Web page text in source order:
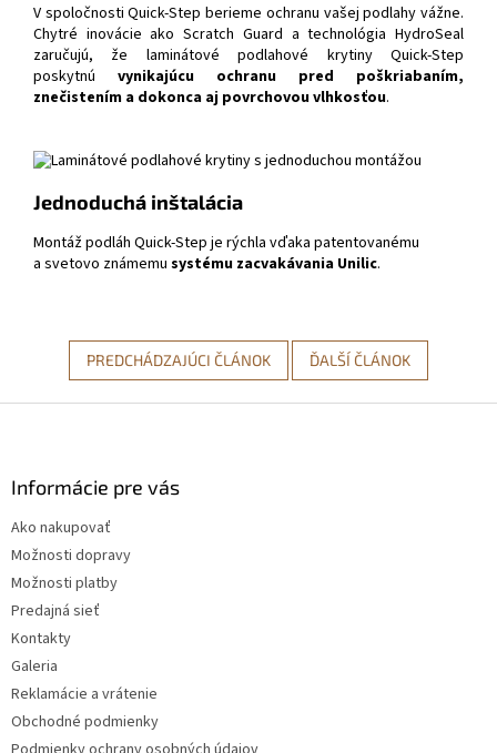
V spoločnosti Quick-Step berieme ochranu vašej podlahy vážne.
Chytré inovácie ako Scratch Guard a technológia HydroSeal
zaručujú, že laminátové podlahové krytiny Quick-Step
poskytnú
vynikajúcu ochranu pred poškriabaním,
znečistením a dokonca aj povrchovou vlhkosťou.
Jednoduchá inštalácia
Montáž podláh Quick-Step je rýchla vďaka patentovanému
a svetovo známemu systému zacvakávania Unilic.
PREDCHÁDZAJÚCI ČLÁNOK ĎALŠÍ ČLÁNOK
Informácie pre vás
Ako nakupovať
Možnosti dopravy
Možnosti platby
Predajná sieť
Kontakty
Galeria
Reklamácie a vrátenie
Obchodné podmienky